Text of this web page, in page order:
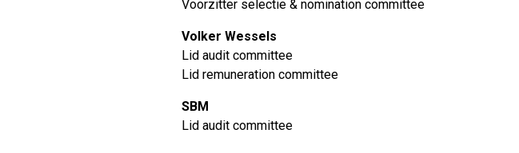
Voorzitter selectie & nomination committee
Volker Wessels
Lid audit committee
Lid remuneration committee
SBM
Lid audit committee